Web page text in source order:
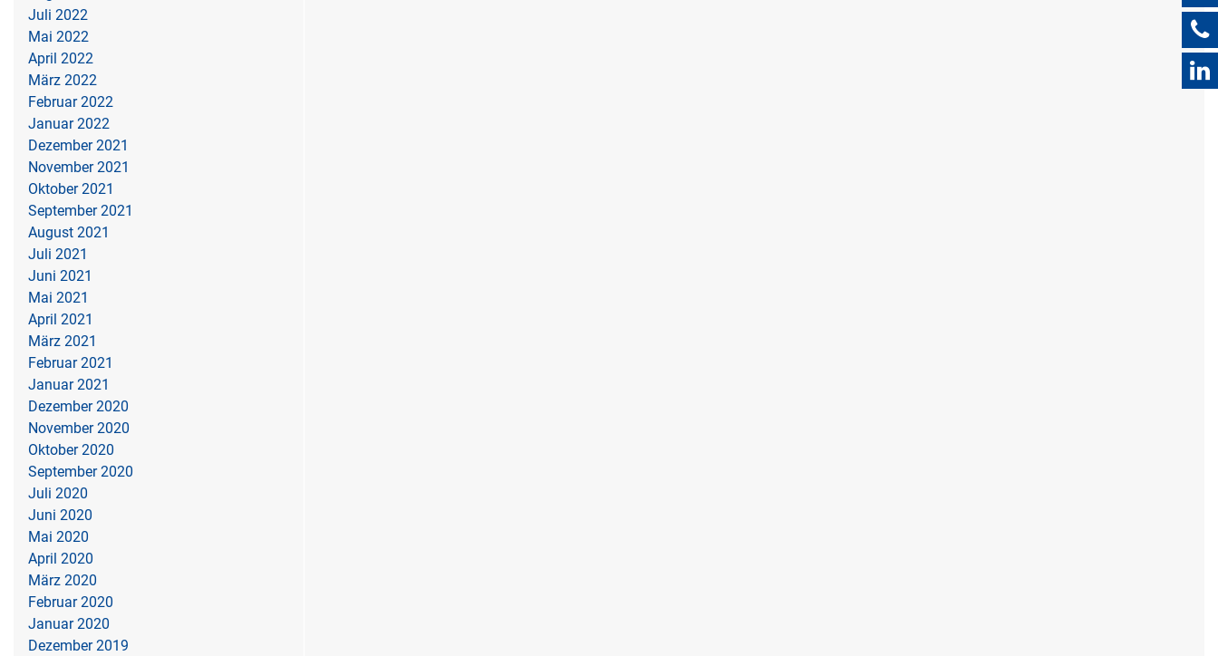
Juli 2022
Mai 2022
April 2022
März 2022
Februar 2022
Januar 2022
Dezember 2021
November 2021
Oktober 2021
September 2021
August 2021
Juli 2021
Juni 2021
Mai 2021
April 2021
März 2021
Februar 2021
Januar 2021
Dezember 2020
November 2020
Oktober 2020
September 2020
Juli 2020
Juni 2020
Mai 2020
April 2020
März 2020
Februar 2020
Januar 2020
Dezember 2019